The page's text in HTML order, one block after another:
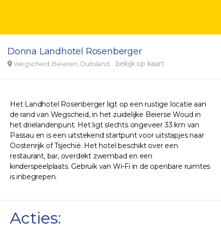
Donna Landhotel Rosenberger
Wegscheid, Beieren, Duitsland bekijk op kaart
Het Landhotel Rosenberger ligt op een rustige locatie aan
de rand van Wegscheid, in het zuidelijke Beierse Woud in
het drielandenpunt. Het ligt slechts ongeveer 33 km van
Passau en is een uitstekend startpunt voor uitstapjes naar
Oostenrijk of Tsjechië. Het hotel beschikt over een
restaurant, bar, overdekt zwembad en een
kinderspeelplaats. Gebruik van Wi-Fi in de openbare ruimtes
is inbegrepen.
Acties: